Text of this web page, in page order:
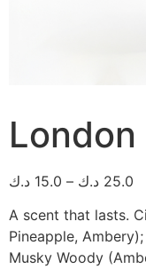
London
15.0 د.ك – 25.0 د.ك
A scent that lasts.
Pineapple,
Musky Woody